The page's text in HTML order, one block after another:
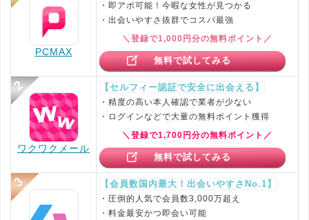
PCMAX
・即アポ可能！今暇な女性が見つかる
・出会いやすさ抜群でコスパ最強
＼登録で1,000円分の無料ポイント／
無料で試してみる
ワクワクメール
【セルフィー認証で安全に出会える】
・精度の高い本人確認で業者が少ない
・ログインなどで大量の無料ポイント獲得
＼登録で1,700円分の無料ポイント／
無料で試してみる
【会員数国内最大！出会いやすさNo.1】
・圧倒的人気で会員数3,000万超え
・料金最安かつ即会い可能